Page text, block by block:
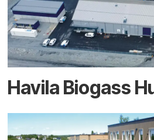
Havila Biogass